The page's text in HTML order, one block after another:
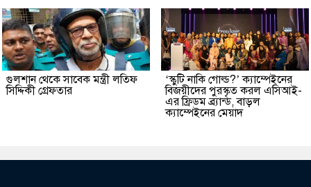
গুলশান থেকে সাবেক মন্ত্রী লতিফ
সিদ্দিকী গ্রেফতার
‘স্কুটি নাকি গোল্ড?’ ক্যাম্পেইনের
বিজয়ীদের পুরস্কৃত করল এসিআই-
এর ফ্রিডম ব্র্যান্ড, বাড়ল
ক্যাম্পেইনের মেয়াদ